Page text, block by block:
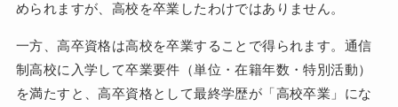
められますが、高校を卒業したわけではありません。
一方、高卒資格は高校を卒業することで得られます。通信
制高校に入学して卒業要件（単位・在籍年数・特別活動）
を満たすと、高卒資格として最終学歴が「高校卒業」にな